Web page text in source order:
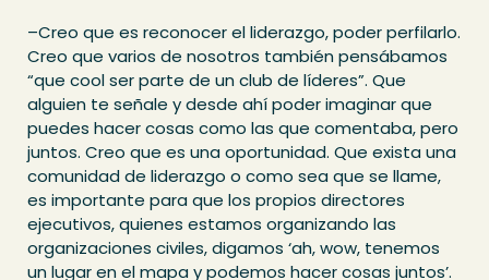
–Creo que es reconocer el liderazgo, poder perfilarlo.
Creo que varios de nosotros también pensábamos
“que cool ser parte de un club de líderes”. Que
alguien te señale y desde ahí poder imaginar que
puedes hacer cosas como las que comentaba, pero
juntos. Creo que es una oportunidad. Que exista una
comunidad de liderazgo o como sea que se llame,
es importante para que los propios directores
ejecutivos, quienes estamos organizando las
organizaciones civiles, digamos ‘ah, wow, tenemos
un lugar en el mapa y podemos hacer cosas juntos’.